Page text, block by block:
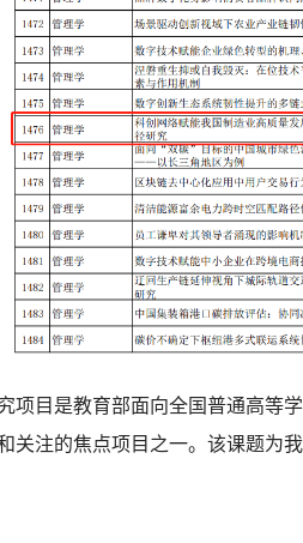
项目是教育部面向全国普通高等
关注的焦点项目之一。该课题为